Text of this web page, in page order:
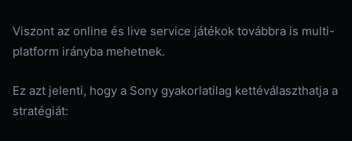
Viszont az online és live service játékok továbbra is multi-
platform irányba mehetnek.
Ez azt jelenti, hogy a Sony gyakorlatilag kettéválaszthatja a
stratégiát: